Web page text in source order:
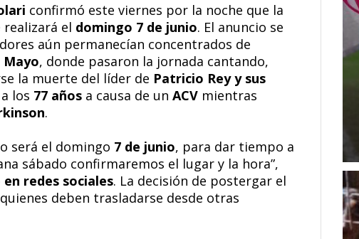
confirmó este viernes por la noche que la
el domingo 7 de junio. El anuncio se
aún permanecían concentrados de
Mayo, donde pasaron la jornada cantando,
la muerte del líder de Patricio Rey y sus
los 77 años a causa de un ACV mientras
.
será el domingo 7 de junio, para dar tiempo a
sábado confirmaremos el lugar y la hora”,
redes sociales. La decisión de postergar el
deben trasladarse desde otras